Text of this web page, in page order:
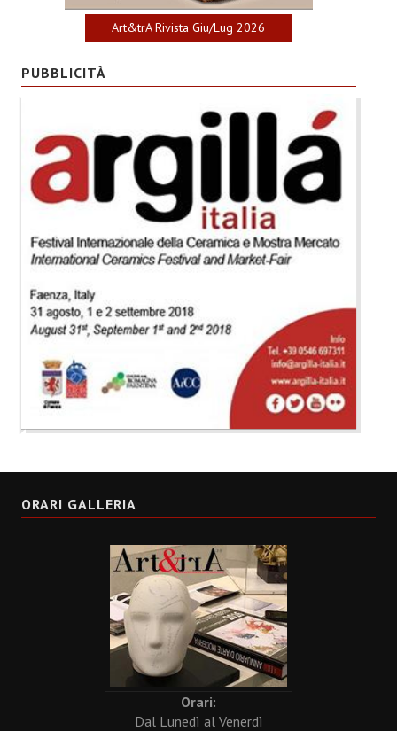
Art&trA Rivista Giu/Lug 2026
PUBBLICITÀ
ORARI GALLERIA
Orari:
Dal Lunedì al Venerdì